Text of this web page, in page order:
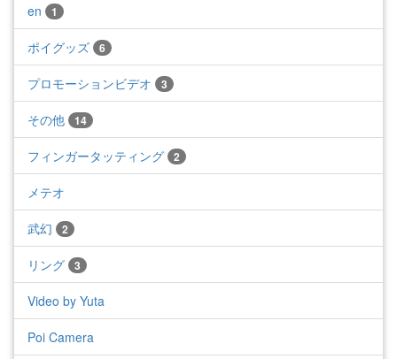
en 1
ポイグッズ 6
プロモーションビデオ 3
その他 14
フィンガータッティング 2
メテオ
武幻 2
リング 3
Video by Yuta
Poi Camera